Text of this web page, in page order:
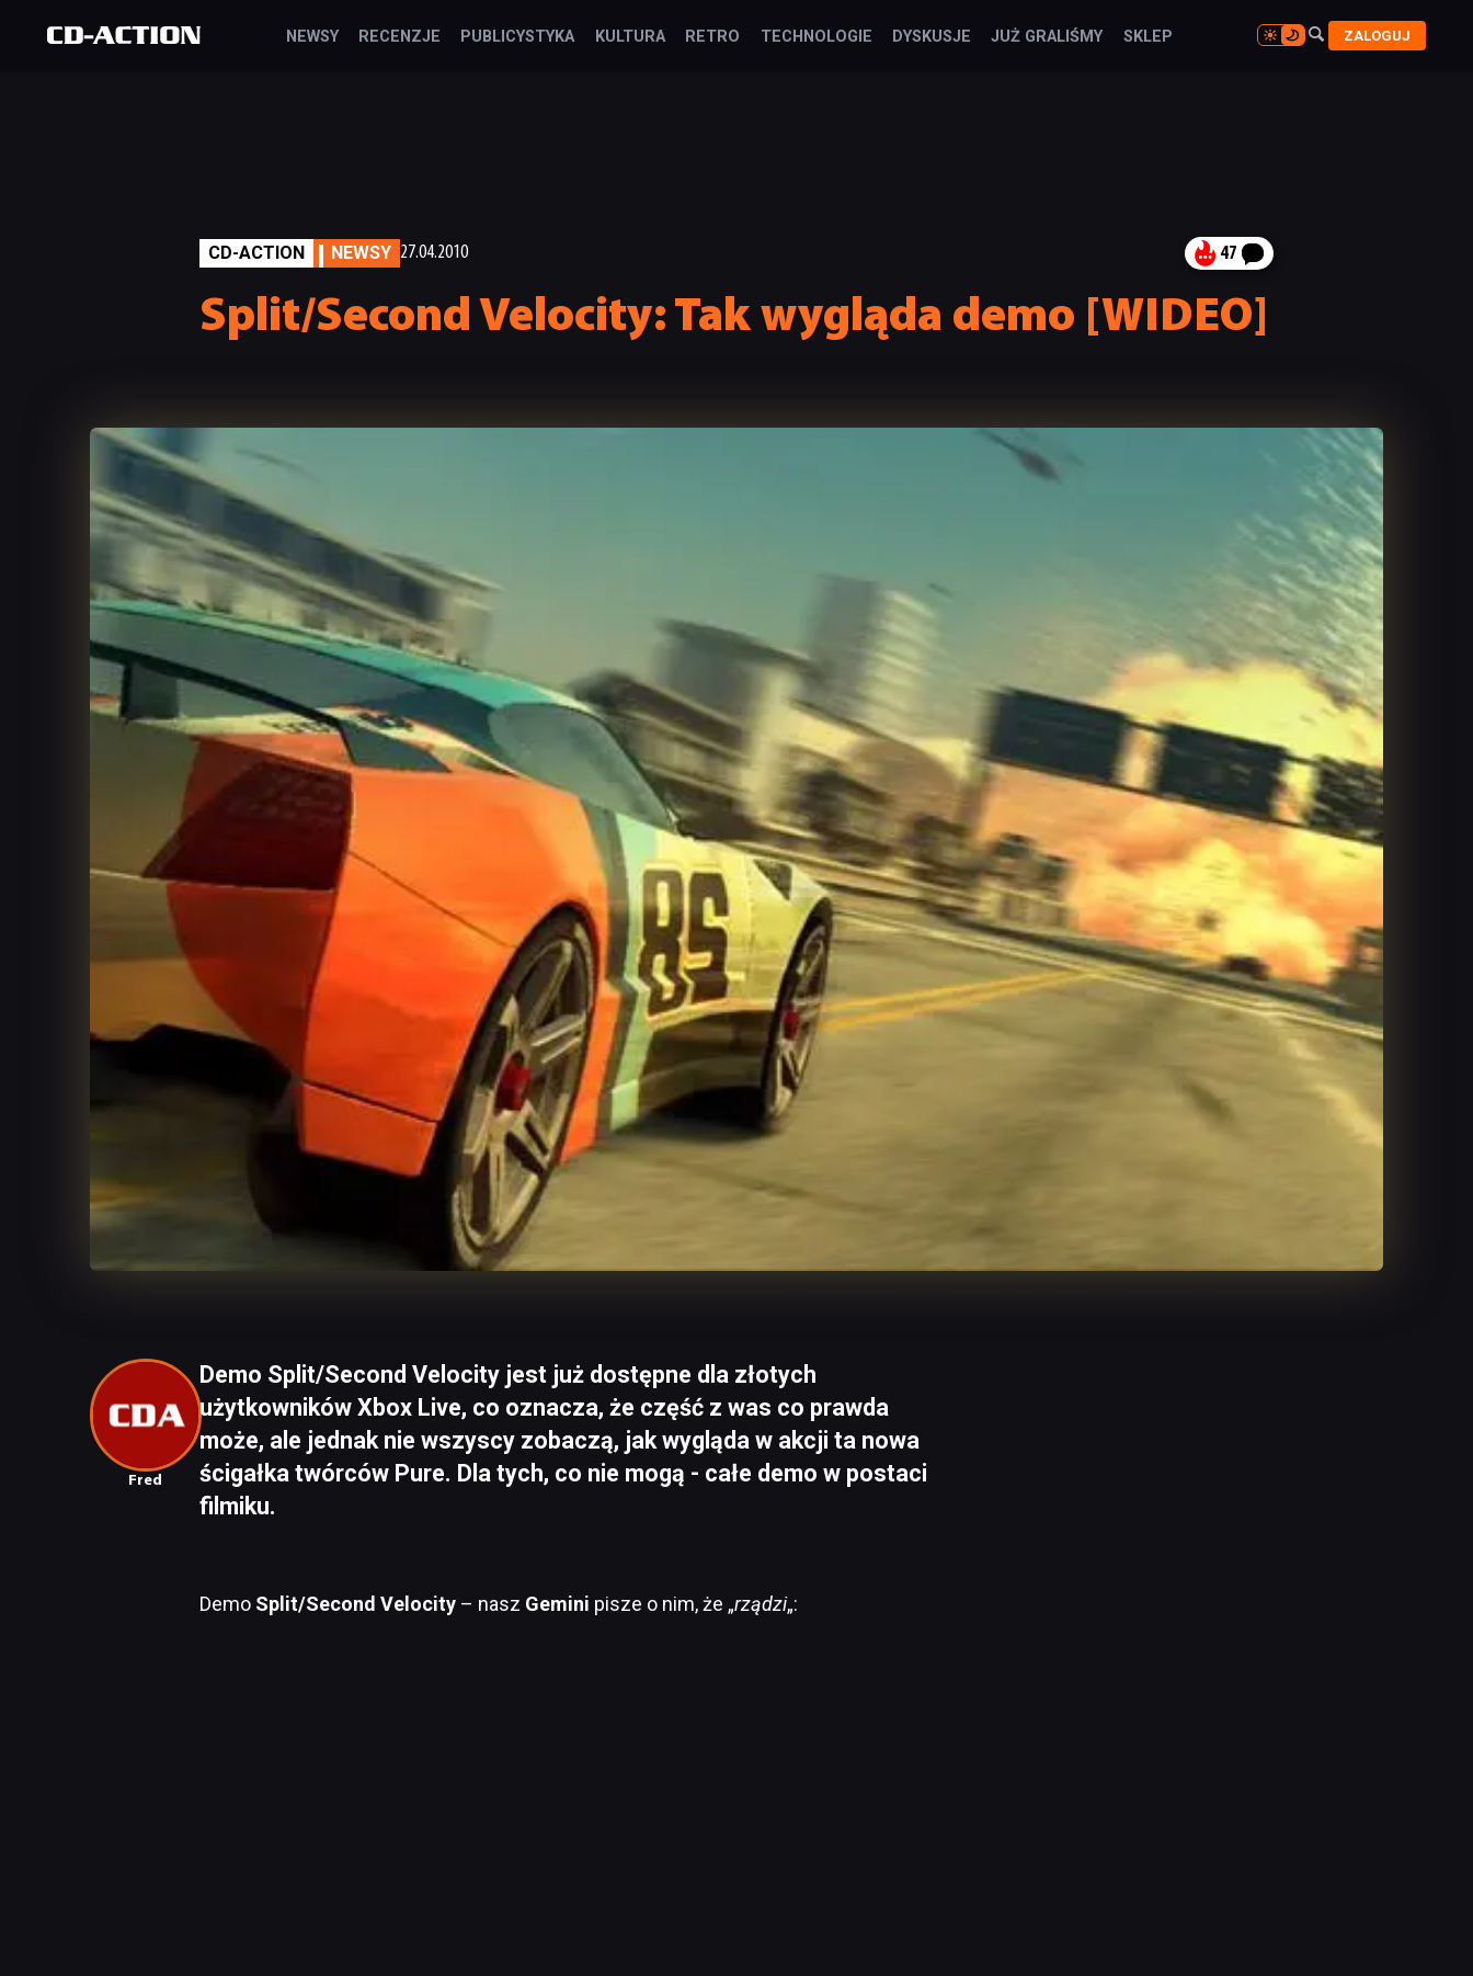
NEWSY RECENZJE PUBLICYSTYKA KULTURA RETRO TECHNOLOGIE DYSKUSJE JUŻ GRALIŚMY SKLEP 
 ZALOGUJ
CD-ACTION NEWSY 27.04.2010 47
Split/Second Velocity: Tak wygląda demo [WIDEO]
Fred
Demo Split/Second Velocity jest już dostępne dla złotych
użytkowników Xbox Live, co oznacza, że część z was co prawda
może, ale jednak nie wszyscy zobaczą, jak wygląda w akcji ta nowa
ścigałka twórców Pure. Dla tych, co nie mogą - całe demo w postaci
filmiku.
Demo Split/Second Velocity – nasz Gemini pisze o nim, że „rządzi„: